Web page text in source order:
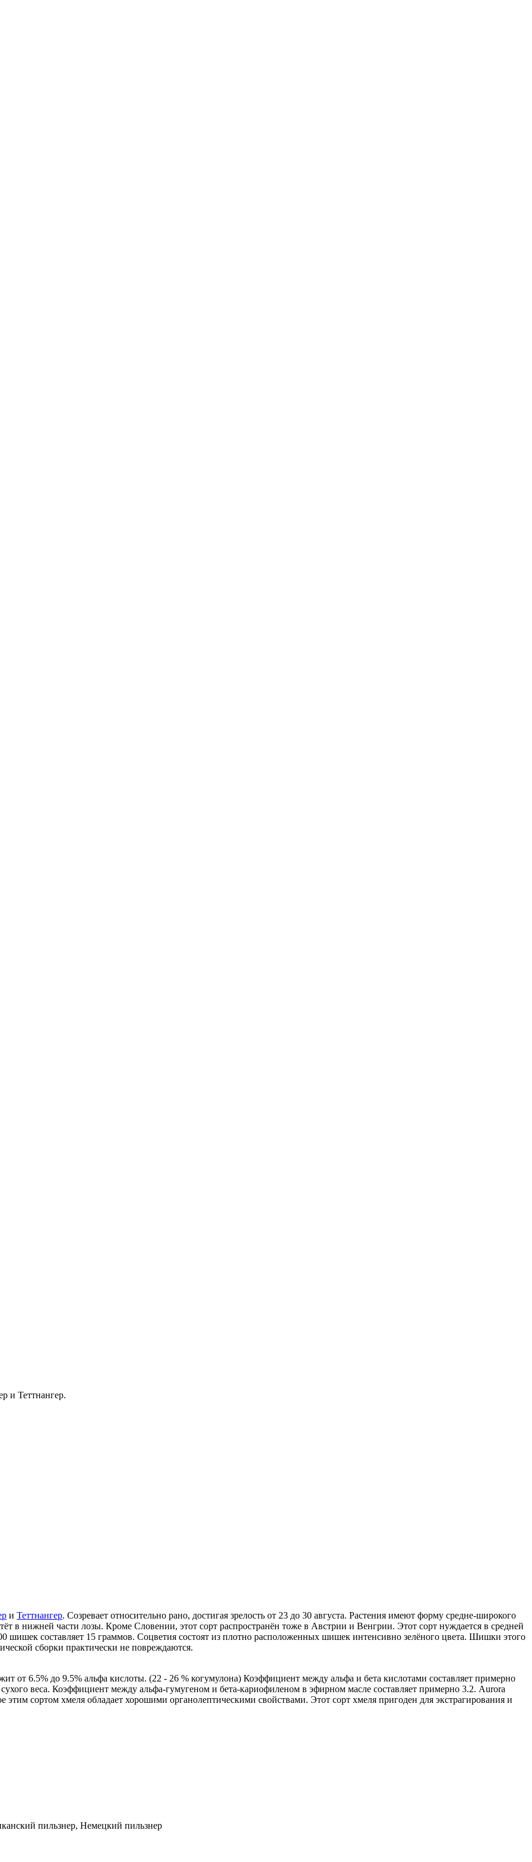
и Теттнангер.
и Теттнангер. Созревает относительно рано, достигая зрелость от 23 до 30 августа. Растения имеют форму средне-широкого
в нижней части лозы. Кроме Словении, этот сорт распространён тоже в Австрии и Венгрии. Этот сорт нуждается в средней
шишек составляет 15 граммов. Соцветия состоят из плотно расположенных шишек интенсивно зелёного цвета. Шишки этого
сборки практически не повреждаются.
от 6.5% до 9.5% альфа кислоты. (22 - 26 % когумулона) Коэффициент между альфа и бета кислотами составляет примерно
веса. Коэффициент между альфа-гумугеном и бета-кариофиленом в эфирном масле составляет примерно 3.2. Aurora
сортом хмеля обладает хорошими органолептическими свойствами. Этот сорт хмеля пригоден для экстрагирования и
пильзнер, Немецкий пильзнер